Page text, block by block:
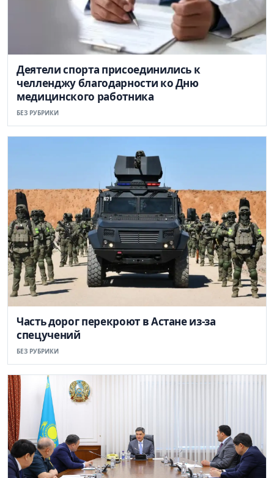
Деятели спорта присоединились к
челленджу благодарности ко Дню
медицинского работника
БЕЗ РУБРИКИ
Часть дорог перекроют в Астане из-за
спецучений
БЕЗ РУБРИКИ